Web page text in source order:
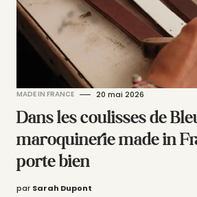
MADE IN FRANCE 20 mai 2026
Dans les coulisses de
maroquinerie made in
porte bien
par Sarah Dupont